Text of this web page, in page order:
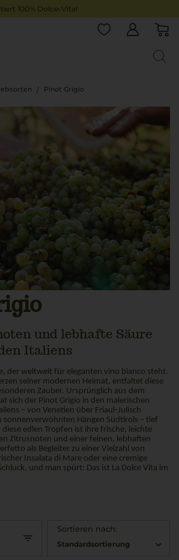
100% Dolce-Vita!
Pinot Grigio
und lebhafte Säure
Italiens
der weltweit für eleganten vino bianco steht.
seiner modernen Heimat, entfaltet diese
Zauber. Ursprünglich aus dem
sich der Pinot Grigio in den malerischen
– von Venetien über Friaul-Julisch
sonnenverwöhnten Hängen Südtirols – tief
edlen Tropfen ist ihre frische, leichte
Zitrusnoten und einer feinen, lebhaften
als Begleiter zu einer Vielzahl von
Insalata di Mare oder eine cremige
und man spürt: Das ist La Dolce Vita im
Sortieren nach:
Standardsortierung